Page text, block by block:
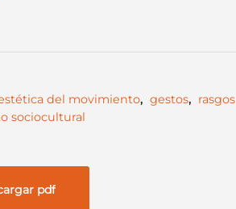
del movimiento, gestos, rasgos
sociocultural
pdf